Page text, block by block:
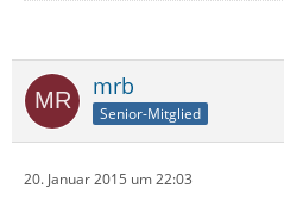
mrb
Senior-Mitglied
20. Januar 2015 um 22:03